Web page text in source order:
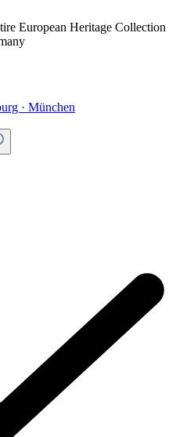
European Heritage Collection
· München